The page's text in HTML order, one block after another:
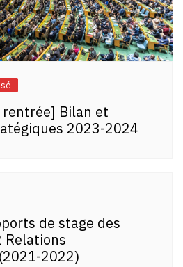
Bilan et
2023-2024
de stage des
Relations
2022)